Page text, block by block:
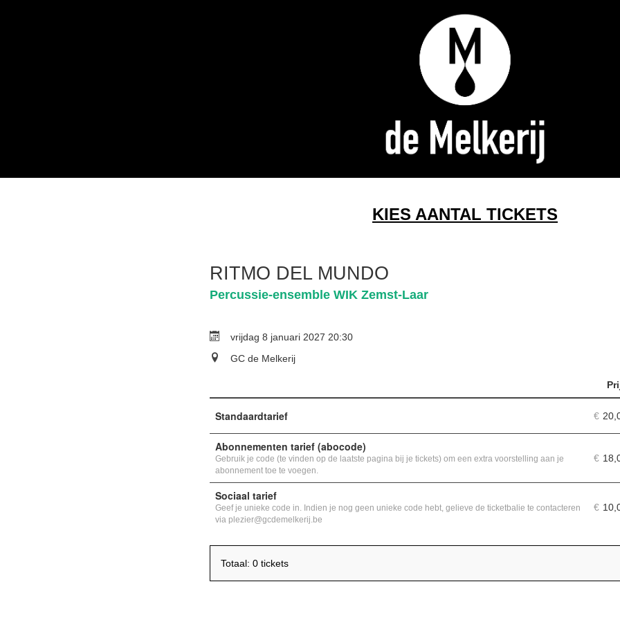
KIES AANTAL TICKETS
RITMO DEL MUNDO
Percussie-ensemble WIK Zemst-Laar
vrijdag 8 januari 2027 20:30
GC de Melkerij
Standaardtarief €
Abonnementen tarief (abocode)
Gebruik je code (te vinden op de laatste pagina bij je tickets) om een extra voorstelling aan je
abonnement toe te voegen.
€
Sociaal tarief
Geef je unieke code in. Indien je nog geen unieke code hebt, gelieve de ticketbalie te contacteren
via plezier@gcdemelkerij.be
€
Totaal: 0 tickets